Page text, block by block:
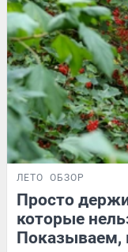
ЛЕТО ОБЗОР
Просто
которые
Показываем,